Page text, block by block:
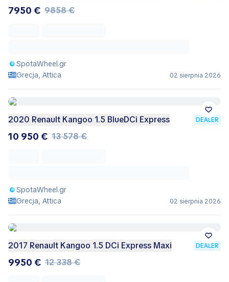
7950 € 9858 €
SpotaWheel.gr
Grecja, Attica
02 sierpnia 2026
2020 Renault Kangoo 1.5 BlueDCi Express DEALER
10 950 € 13 578 €
SpotaWheel.gr
Grecja, Attica
02 sierpnia 2026
2017 Renault Kangoo 1.5 DCi Express Maxi DEALER
9950 € 12 338 €